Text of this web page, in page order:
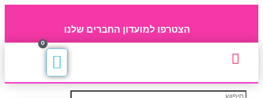
הצטרפו למועדון החברים שלנו
0